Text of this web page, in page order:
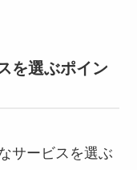
を選ぶポイン
サービスを選ぶ